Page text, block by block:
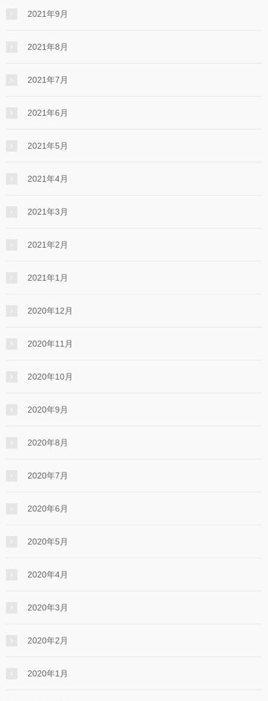
2021年9月
2021年8月
2021年7月
2021年6月
2021年5月
2021年4月
2021年3月
2021年2月
2021年1月
2020年12月
2020年11月
2020年10月
2020年9月
2020年8月
2020年7月
2020年6月
2020年5月
2020年4月
2020年3月
2020年2月
2020年1月